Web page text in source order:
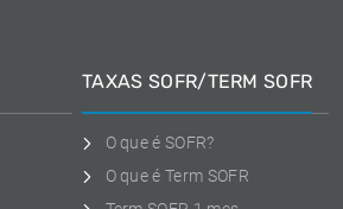
TAXAS SOFR/TERM SOFR
O que é SOFR?
O que é Term SOFR